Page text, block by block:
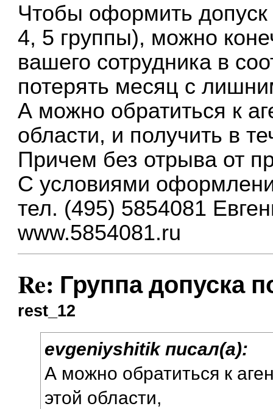
Чтобы оформить допуск
4, 5 группы), можно
вашего сотрудника в
потерять месяц с
А можно обратиться к
области, и получить в
Причем без отрыва от
С условиями
тел. (495) 5854081
www.5854081.ru
Re: Группа допуска
rest_12
evgeniyshitik писал(а):
А можно обратиться к
этой области,